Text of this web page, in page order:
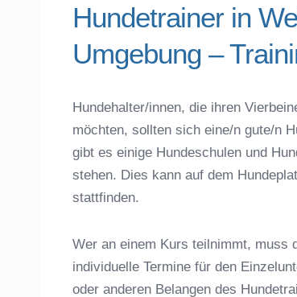
Hundetrainer in Weidenberg
Das macht einen guten
Hundeführerschein für die
Hundezubehör für das
Preisvergleich der
Hundeschulen vs.
So findet man den richtigen
Darum lohnt sich der Besuch
Hundetrainer in
Umgebung –
Hundehalter/innen, die ihren
möchten, sollten sich eine/n gute/n
gibt es einige Hundeschulen und
stehen. Dies kann auf dem
stattfinden.
Wer an einem Kurs teilnimmt, muss
individuelle Termine für den
oder anderen Belangen des